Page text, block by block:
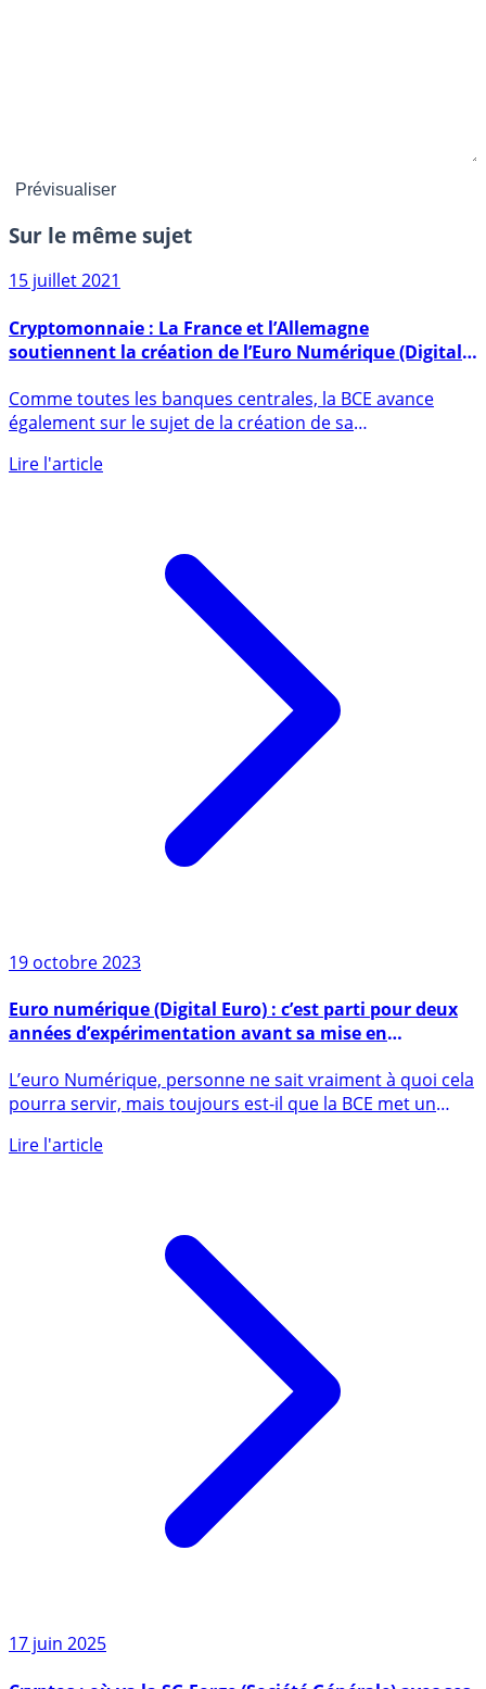
Sur le même sujet
15 juillet 2021
soutiennent la création de l’Euro Numérique (Digital
Euro)
également sur le sujet de la création de sa
19 octobre 2023
années d’expérimentation avant sa mise en
circulation officielle en 2028
pourra servir, mais toujours est-il que la BCE met un